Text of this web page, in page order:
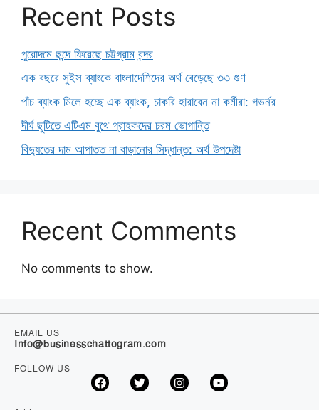
Recent Posts
পুরোদমে ছন্দে ফিরেছে চট্টগ্রাম বন্দর
এক বছরে সুইস ব্যাংকে বাংলাদেশিদের অর্থ বেড়েছে ৩৩ গুণ
পাঁচ ব্যাংক মিলে হচ্ছে এক ব্যাংক, চাকরি হারাবেন না কর্মীরা: গভর্নর
দীর্ঘ ছুটিতে এটিএম বুথে গ্রাহকদের চরম ভোগান্তি
বিদ্যুতের দাম আপাতত না বাড়ানোর সিদ্ধান্ত: অর্থ উপদেষ্টা
Recent Comments
No comments to show.
EMAIL US
Info@businesschattogram.com
FOLLOW US